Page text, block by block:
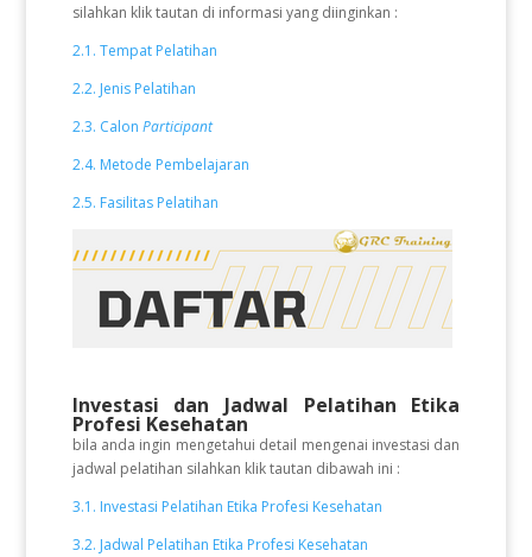
silahkan klik tautan di informasi yang diinginkan :
2.1. Tempat Pelatihan
2.2. Jenis Pelatihan
2.3. Calon Participant
2.4. Metode Pembelajaran
2.5. Fasilitas Pelatihan
Investasi dan Jadwal Pelatihan Etika
Profesi Kesehatan
bila anda ingin mengetahui detail mengenai investasi dan
jadwal pelatihan silahkan klik tautan dibawah ini :
3.1. Investasi Pelatihan Etika Profesi Kesehatan
3.2. Jadwal Pelatihan Etika Profesi Kesehatan